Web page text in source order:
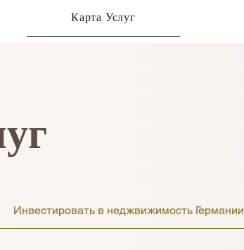
Карта Услуг
Инвестировать в неджвижимость Германии